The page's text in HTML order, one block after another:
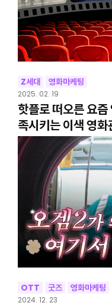
Z세대 영화마케팅
2025. 02. 19
핫플로 떠오른 요
족시키는 이색 영화
OTT 굿즈 영화마케팅
2024. 12. 23